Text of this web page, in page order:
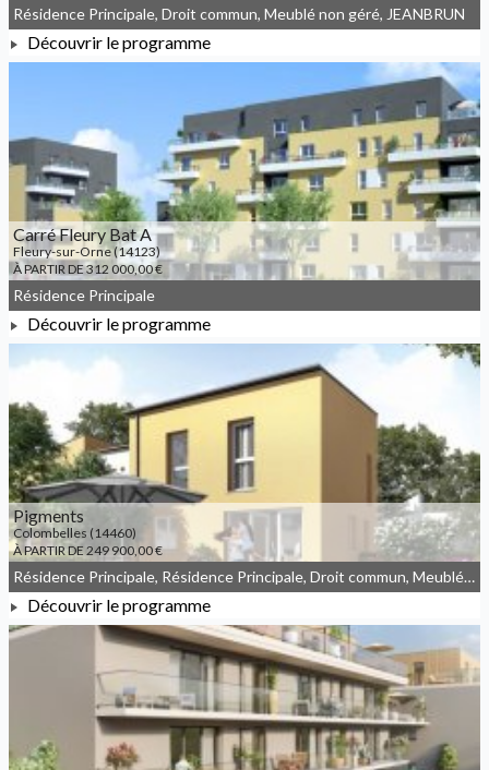
À PARTIR DE 199 900,00 €
Résidence Principale, Droit commun, Meublé non géré, JEANBRUN
Découvrir le programme
Carré Fleury Bat A
Fleury-sur-Orne (14123)
À PARTIR DE 312 000,00 €
À PARTIR DE 312 000,00 €
Résidence Principale
Découvrir le programme
Pigments
Colombelles (14460)
À PARTIR DE 249 900,00 €
À PARTIR DE 249 900,00 €
Résidence Principale, Résidence Principale, Droit commun, Meublé non géré
Découvrir le programme